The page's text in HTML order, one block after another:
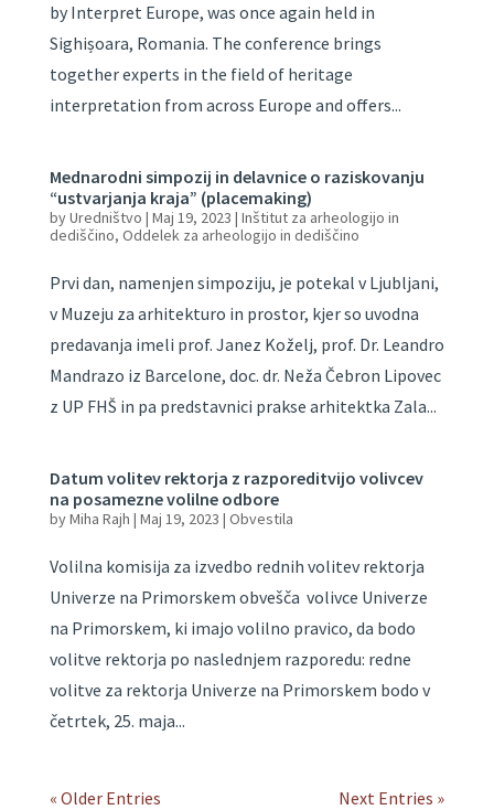
by Interpret Europe, was once again held in
Sighișoara, Romania. The conference brings
together experts in the field of heritage
interpretation from across Europe and offers...
Mednarodni simpozij in delavnice o raziskovanju
“ustvarjanja kraja” (placemaking)
byUredništvo | Maj 19, 2023 | Inštitut za arheologijo in
dediščino, Oddelek za arheologijo in dediščino
Prvi dan, namenjen simpoziju, je potekal v Ljubljani,
v Muzeju za arhitekturo in prostor, kjer so uvodna
predavanja imeli prof. Janez Koželj, prof. Dr. Leandro
Mandrazo iz Barcelone, doc. dr. Neža Čebron Lipovec
z UP FHŠ in pa predstavnici prakse arhitektka Zala...
Datum volitev rektorja z razporeditvijo volivcev
na posamezne volilne odbore
byMiha Rajh | Maj 19, 2023 | Obvestila
Volilna komisija za izvedbo rednih volitev rektorja
Univerze na Primorskem obvešča volivce Univerze
na Primorskem, ki imajo volilno pravico, da bodo
volitve rektorja po naslednjem razporedu: redne
volitve za rektorja Univerze na Primorskem bodo v
četrtek, 25. maja...
« Older Entries Next Entries »